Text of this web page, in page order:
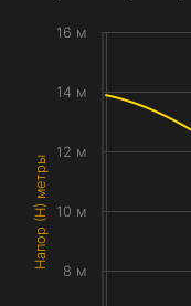
Напор (H) метры
8 м
10 м
12 м
14 м
16 м